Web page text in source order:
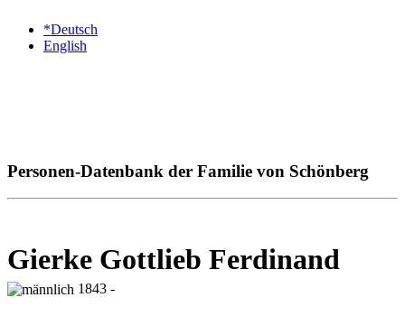
*Deutsch
English
Personen-Datenbank der Familie von Schönberg
Gierke Gottlieb Ferdinand
1843 -